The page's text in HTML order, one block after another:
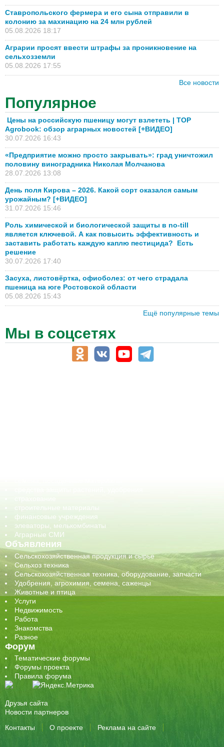
Ставропольского фермера и его сына отправили в
колонию за махинацию на 24 млн рублей
05.08.2026 18:17
Аграрии просят ввести штрафы за проникновение на
сельхозземли
05.08.2026 17:55
Все новости
Популярное
Цены на российскую пшеницу могут взлететь | TOP
Agrobook: обзор аграрных новостей [+ВИДЕО]
30.07.2026 16:43
«Предприятие можно просто закрывать»: град уничтожил
половину виноградника Николая Молчанова
28.07.2026 13:08
День поля Кирова – 2026. Какой сорт оказался самым
урожайным? [+ВИДЕО]
31.07.2026 15:46
Роль химической и биологической защиты в no-till
является ключевой. А как повысить эффективность и
заставить работать каждую каплю пестицида? Есть
решение
30.07.2026 17:40
Засуха, листовёртка, офиоболез: от чего страдала
пшеница на юге Ростовской области
05.08.2026 15:43
Ещё популярные темы
Мы в соцсетях
строительные материалы
финансовые учреждения
элеваторы, мелькомбинаты
Аграрные СМИ
Объявления
Сельскохозяйственная продукция и сырье
Сельхоз техника
Сельскохозяйственная техника, оборудование, запчасти
Удобрения, агрохимия, семена, саженцы
Животные и птица
Услуги
Недвижимость
Работа
Знакомства
Разное
Форум
Тематические форумы
Форумы проекта
Правила форума
Друзья сайта
Новости партнеров
Контакты
О проекте Реклама на сайте